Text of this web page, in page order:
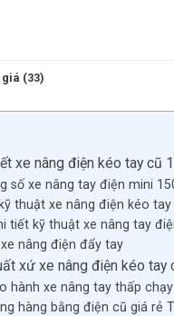
(33)
xe nâng điện kéo tay cũ
số xe nâng tay điện mini
thuật xe nâng điện kéo tay
tiết kỹ thuật xe nâng tay
nâng điện đẩy tay
xứ xe nâng điện kéo tay
hành xe nâng tay thấp
hàng bằng điện cũ giá rẻ